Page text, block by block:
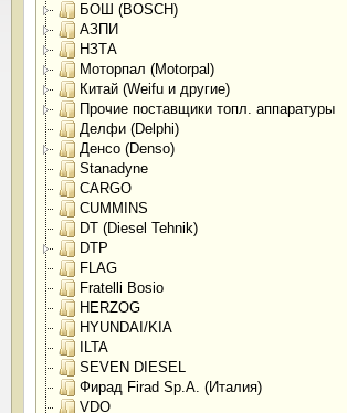
БОШ (BOSCH)
АЗПИ
НЗТА
Моторпал (Motorpal)
Китай (Weifu и другие)
Прочие поставщики топл. аппаратуры
Делфи (Delphi)
Денсо (Denso)
Stanadyne
CARGO
CUMMINS
DT (Diesel Tehnik)
DTP
FLAG
Fratelli Bosio
HERZOG
HYUNDAI/KIA
ILTA
SEVEN DIESEL
Фирад Firad Sp.A. (Италия)
VDO